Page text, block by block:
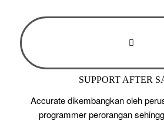
SUPPORT AFTER
Accurate dikembangkan oleh
programmer perorangan